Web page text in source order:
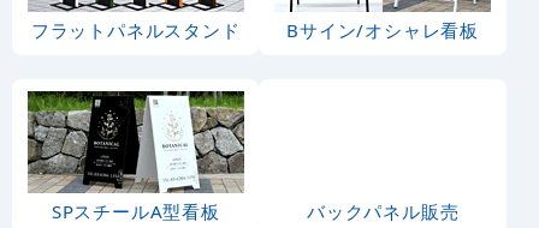
フラットパネルスタンド Bサイン/オシャレ看板
SPスチールA型看板 バックパネル販売